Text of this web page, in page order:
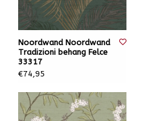
Noordwand Noordwand
Tradizioni behang Felce
33317
€74,95